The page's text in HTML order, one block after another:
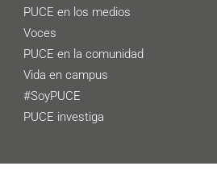
PUCE en los medios
Voces
PUCE en la comunidad
Vida en campus
#SoyPUCE
PUCE investiga